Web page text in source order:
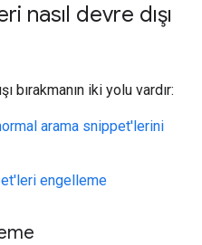
nasıl devre dışı
bırakmanın iki yolu vardır:
arama snippet'lerini
engelleme